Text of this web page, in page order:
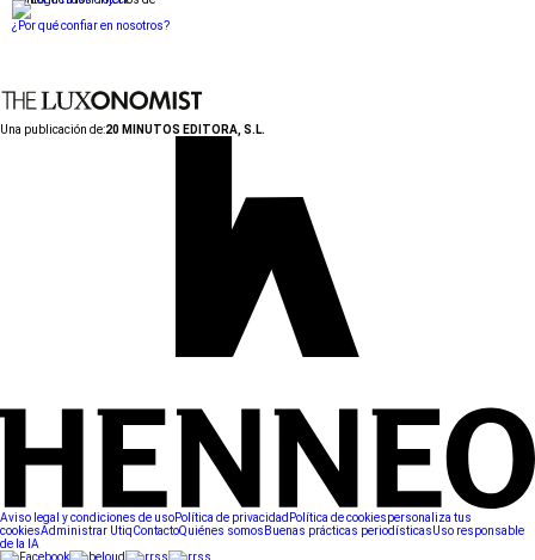
¿Por qué confiar en nosotros?
Una publicación de:20 MINUTOS EDITORA, S.L.
Aviso legal y condiciones de usoPolítica de privacidad Política de cookiespersonaliza tus
cookiesAdministrar UtiqContactoQuiénes somos Buenas prácticas periodísticasUso responsable
de la IA